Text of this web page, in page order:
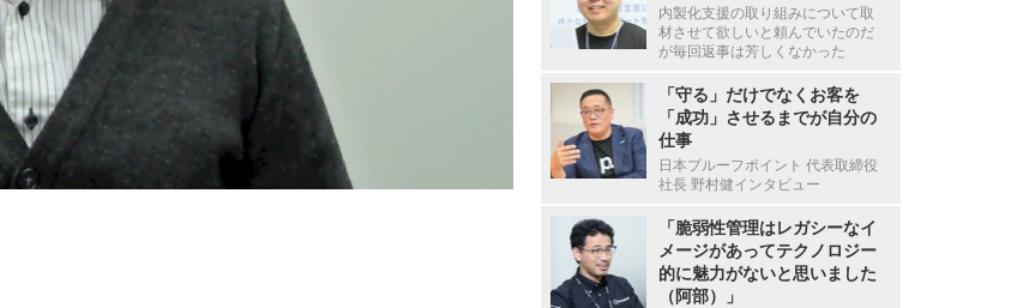
内製化支援の取り組みについて取
材させて欲しいと頼んでいたのだ
が毎回返事は芳しくなかった
「守る」だけでなくお客を
「成功」させるまでが自分の
仕事
日本プルーフポイント 代表取締役
社長 野村健インタビュー
「脆弱性管理はレガシーなイ
メージがあってテクノロジー
的に魅力がないと思いました
（阿部）」